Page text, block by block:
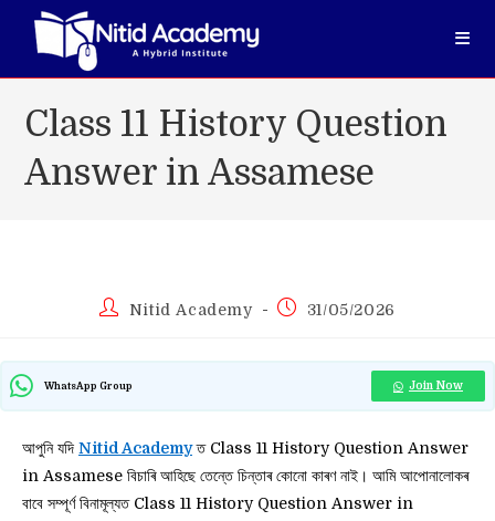
Class 11 History Question
Answer in Assamese
PostNitid Academy
Post31/05/2026
WhatsApp Group Join Now
আপুনি যদি Nitid Academyত Class 11 History Question Answer
in Assamese বিচাৰি আহিছে তেন্তে চিন্তাৰ কোনো কাৰণ নাই। আমি আপোনালোকৰ
বাবে সম্পূৰ্ণ বিনামূল্যত Class 11 History Question Answer in